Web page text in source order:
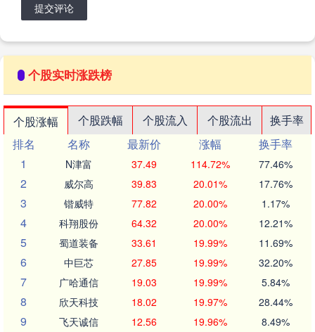
提交评论
个股实时涨跌榜
个股涨幅 个股跌幅 个股流入 个股流出
换手率
排名
名称 最新价 涨幅
换手率
1
N津富 37.49 114.72% 77.46%
2 威尔高 39.83 20.01% 17.76%
3 锴威特 77.82 20.00% 1.17%
4 科翔股份 64.32 20.00% 12.21%
5 蜀道装备 33.61 19.99% 11.69%
6 中巨芯 27.85 19.99% 32.20%
7 广哈通信 19.03 19.99% 5.84%
8 欣天科技 18.02 19.97% 28.44%
9 飞天诚信 12.56 19.96% 8.49%